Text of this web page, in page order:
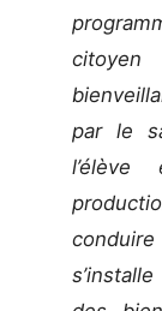
par le